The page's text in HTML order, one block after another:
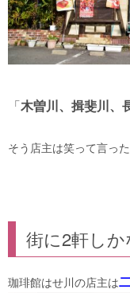
「木曽川、揖斐川、
そう店主は笑って言った
街に2軒しか
珈琲館はせ川の店主は